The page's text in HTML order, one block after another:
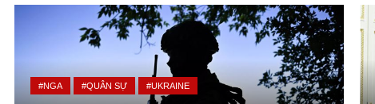
#NGA #QUÂN SỰ #UKRAINE